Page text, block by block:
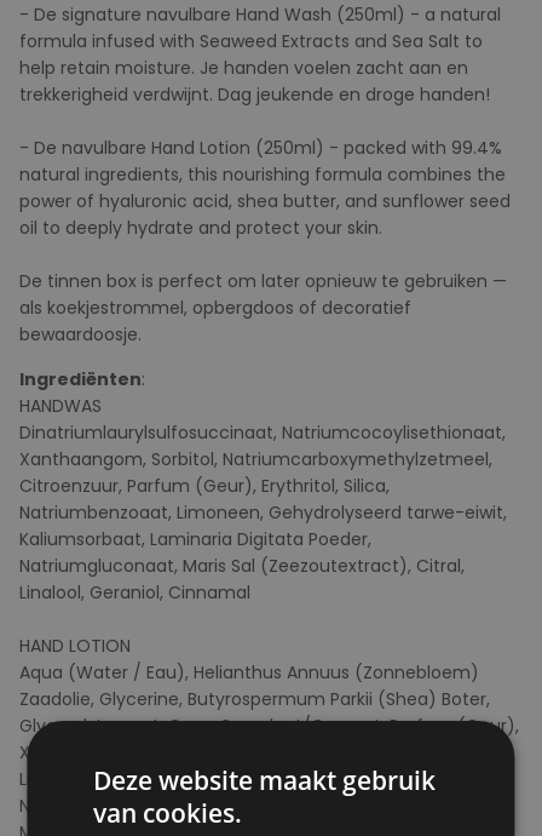
- De signature navulbare Hand Wash (250ml) - a natural
formula infused with Seaweed Extracts and Sea Salt to
help retain moisture. Je handen voelen zacht aan en
trekkerigheid verdwijnt. Dag jeukende en droge handen!
- De navulbare Hand Lotion (250ml) - packed with 99.4%
natural ingredients, this nourishing formula combines the
power of hyaluronic acid, shea butter, and sunflower seed
oil to deeply hydrate and protect your skin.
De tinnen box is perfect om later opnieuw te gebruiken —
als koekjestrommel, opbergdoos of decoratief
bewaardoosje.
Ingrediënten:
HANDWAS
Dinatriumlaurylsulfosuccinaat, Natriumcocoylisethionaat,
Xanthaangom, Sorbitol, Natriumcarboxymethylzetmeel,
Citroenzuur, Parfum (Geur), Erythritol, Silica,
Natriumbenzoaat, Limoneen, Gehydrolyseerd tarwe-eiwit,
Kaliumsorbaat, Laminaria Digitata Poeder,
Natriumgluconaat, Maris Sal (Zeezoutextract), Citral,
Linalool, Geraniol, Cinnamal
HAND LOTION
Aqua (Water / Eau), Helianthus Annuus (Zonnebloem)
Zaadolie, Glycerine, Butyrospermum Parkii (Shea) Boter,
Glycerylstearaat, Coco Caprylaat/Capraat, Parfum (Geur),
Xanthaangom, Maranta Arundinacea Wortelpoeder,
Limoneen, Citrus Limon (Citroen) Schilolie, Kaliumsorbaat,
Natriumbenzoaat, Tocoferol, Natriumstearoyllactylaat,
Deze website maakt gebruik
van cookies.